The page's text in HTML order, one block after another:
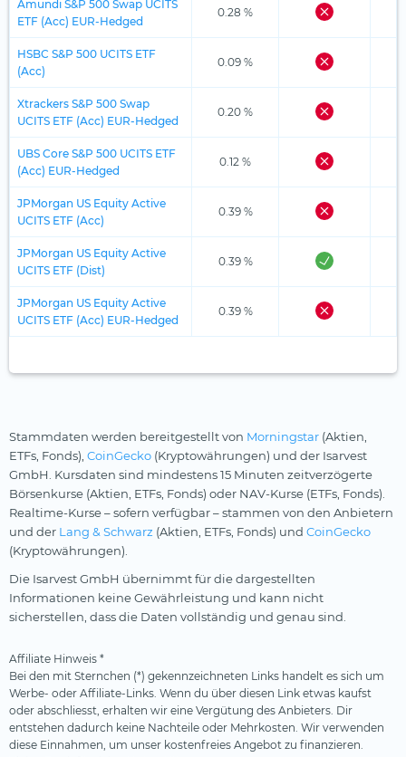
Amundi S&P 500 Swap UCITS
ETF (Acc) EUR-Hedged
0.28 %
HSBC S&P 500 UCITS ETF
(Acc)
0.09 %
Xtrackers S&P 500 Swap
UCITS ETF (Acc) EUR-Hedged
0.20 %
UBS Core S&P 500 UCITS ETF
(Acc) EUR-Hedged
0.12 %
JPMorgan US Equity Active
UCITS ETF (Acc)
0.39 %
JPMorgan US Equity Active
UCITS ETF (Dist)
0.39 %
JPMorgan US Equity Active
UCITS ETF (Acc) EUR-Hedged
0.39 %
Stammdaten werden bereitgestellt von Morningstar (Aktien,
ETFs, Fonds), CoinGecko (Kryptowährungen) und der Isarvest
GmbH. Kursdaten sind mindestens 15 Minuten zeitverzögerte
Börsenkurse (Aktien, ETFs, Fonds) oder NAV-Kurse (ETFs, Fonds).
Realtime-Kurse – sofern verfügbar – stammen von den Anbietern
und der Lang & Schwarz (Aktien, ETFs, Fonds) und CoinGecko
(Kryptowährungen).
Die Isarvest GmbH übernimmt für die dargestellten
Informationen keine Gewährleistung und kann nicht
sicherstellen, dass die Daten vollständig und genau sind.
Affiliate Hinweis *
Bei den mit Sternchen (*) gekennzeichneten Links handelt es sich um
Werbe- oder Affiliate-Links. Wenn du über diesen Link etwas kaufst
oder abschliesst, erhalten wir eine Vergütung des Anbieters. Dir
entstehen dadurch keine Nachteile oder Mehrkosten. Wir verwenden
diese Einnahmen, um unser kostenfreies Angebot zu finanzieren.